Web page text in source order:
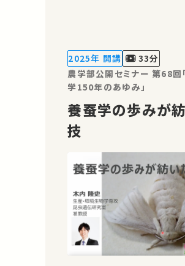
びに繋がるかもしれません
の講義・講演があれば
2025年 開講
33分
農学部公開セミナー 第68回
学150年のあゆみ」
養蚕学の歩みが
技